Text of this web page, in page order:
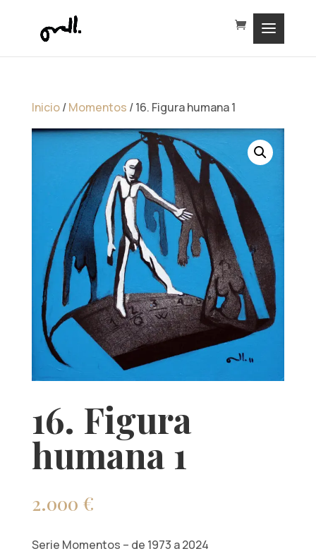
Inicio/Momentos / 16. Figura humana 1
16. Figura
humana 1
2.000 €
Serie Momentos – de 1973 a 2024